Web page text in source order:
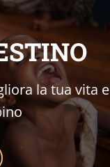
la tua vita e